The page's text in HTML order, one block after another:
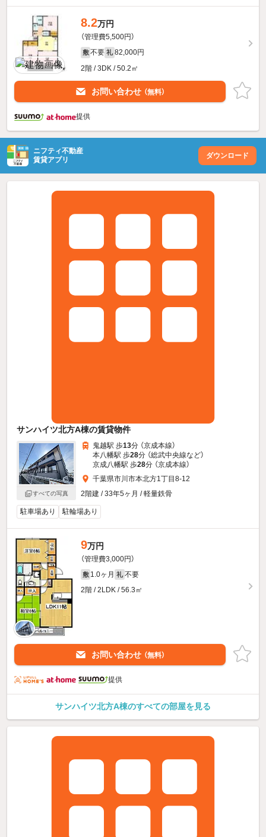
8.2万円
（管理費5,500円）
敷 不要 礼 82,000円
2階 / 3DK / 50.2㎡
お問い合わせ （無料）
提供
ニフティ不動産
賃貸アプリ
ダウンロード
サンハイツ北方A棟の賃貸物件
すべての写真
鬼越駅 歩13分 （京成本線）
本八幡駅 歩28分 （総武中央線など）
京成八幡駅 歩28分 （京成本線）
千葉県市川市本北方1丁目8-12
2階建 / 33年5ヶ月 / 軽量鉄骨
駐車場あり 駐輪場あり
9万円
（管理費3,000円）
敷 1.0ヶ月 礼 不要
2階 / 2LDK / 56.3㎡
お問い合わせ （無料）
提供
サンハイツ北方A棟のすべての部屋を見る